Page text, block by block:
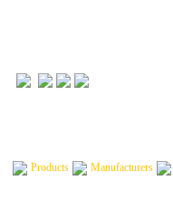
Products Manufacturers